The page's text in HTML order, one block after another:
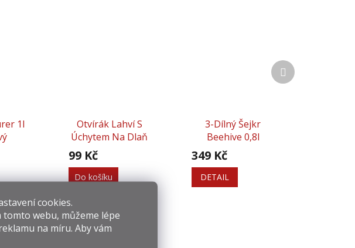
cookies.
tomto webu, můžeme lépe
na míru. Aby vám
1l
Otvírák Lahví S
Úchytem Na Dlaň
99 Kč
Do košíku
3-Dílný Šejkr
Beehive 0,8l
349 Kč
DETAIL
Další
produkt